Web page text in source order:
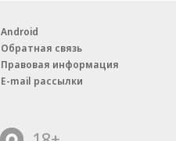
Android
Обратная связь
Правовая информация
E-mail рассылки